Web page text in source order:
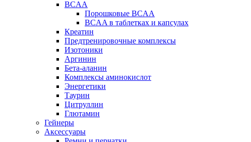
BCAA
Порошковые BCAA
BCAA в таблетках и капсулах
Креатин
Предтренировочные комплексы
Изотоники
Аргинин
Бета-аланин
Комплексы аминокислот
Энергетики
Таурин
Цитруллин
Глютамин
Гейнеры
Аксессуары